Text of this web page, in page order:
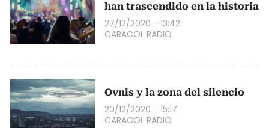
han trascendido en la historia
27/12/2020 - 13:42
CARACOL RADIO
Ovnis y la zona del silencio
20/12/2020 - 15:17
CARACOL RADIO